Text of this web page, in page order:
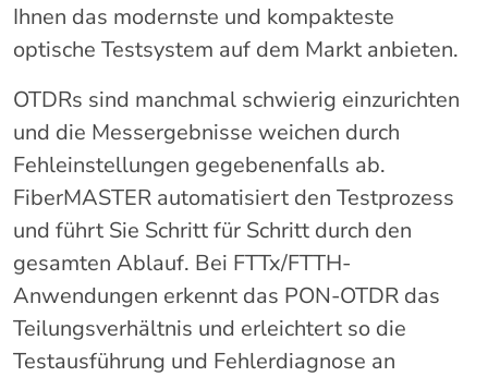
Ihnen das modernste und kompakteste
optische Testsystem auf dem Markt anbieten.
OTDRs sind manchmal schwierig einzurichten
und die Messergebnisse weichen durch
Fehleinstellungen gegebenenfalls ab.
FiberMASTER automatisiert den Testprozess
und führt Sie Schritt für Schritt durch den
gesamten Ablauf. Bei FTTx/FTTH-
Anwendungen erkennt das PON-OTDR das
Teilungsverhältnis und erleichtert so die
Testausführung und Fehlerdiagnose an